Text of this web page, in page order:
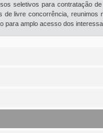
seletivos para contratação
de livre concorrência, reunimos
para amplo acesso dos